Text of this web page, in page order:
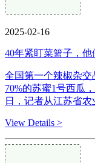
2025-02-16
40年紧盯菜篮子，
全国第一个辣椒杂
70%的苏蜜1号西瓜
日，记者从江苏省
View Details >